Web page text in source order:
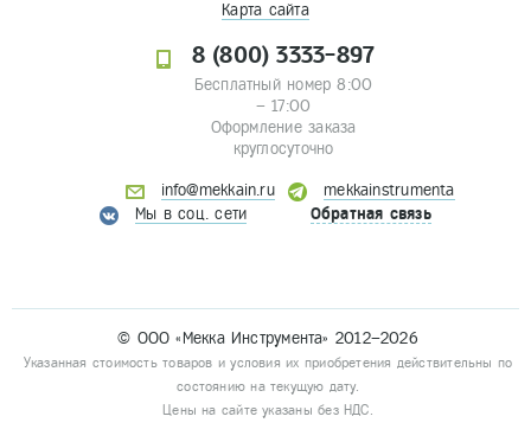
Карта сайта
8 (800) 3333-897
Бесплатный номер 8:00
– 17:00
Оформление заказа
круглосуточно
info@mekkain.ru
mekkainstrumenta
Мы в соц. сети
Обратная связь
© ООО «Мекка Инструмента» 2012–2026
Указанная стоимость товаров и условия их приобретения действительны по
состоянию на текущую дату.
Цены на сайте указаны без НДС.